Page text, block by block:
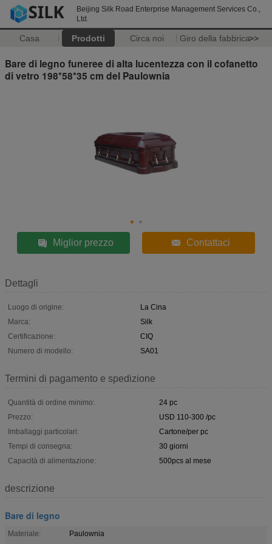
Beijing Silk Road Enterprise Management Services Co.,
Ltd.
Casa Prodotti Circa noi Giro della fabbrica>>
Bare di legno funeree di alta lucentezza con il cofanetto
di vetro 198*58*35 cm del Paulownia
Miglior prezzo Contattaci
Dettagli
Luogo di origine:
La Cina
Marca:
Silk
Certificazione:
CIQ
Numero di modello:
SA01
Termini di pagamento e spedizione
Quantità di ordine minimo:
24 pc
Prezzo:
USD 110-300 /pc
Imballaggi particolari:
Cartone/per pc
Tempi di consegna:
30 giorni
Capacità di alimentazione:
500pcs al mese
descrizione
Bare di legno
Materiale:
Paulownia